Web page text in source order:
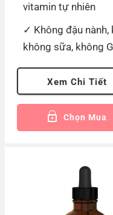
vitamin tự nhiên
Không đậu
không sữa, không
Xem Chi Tiết
Chọn Mua